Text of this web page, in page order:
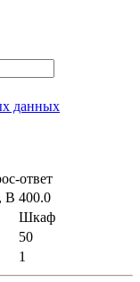
данных
ответ
В 400.0
Шкаф
50
1